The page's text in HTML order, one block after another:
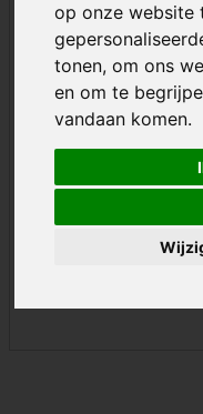
op onze website
tonen, om ons
en om te
vandaan komen.